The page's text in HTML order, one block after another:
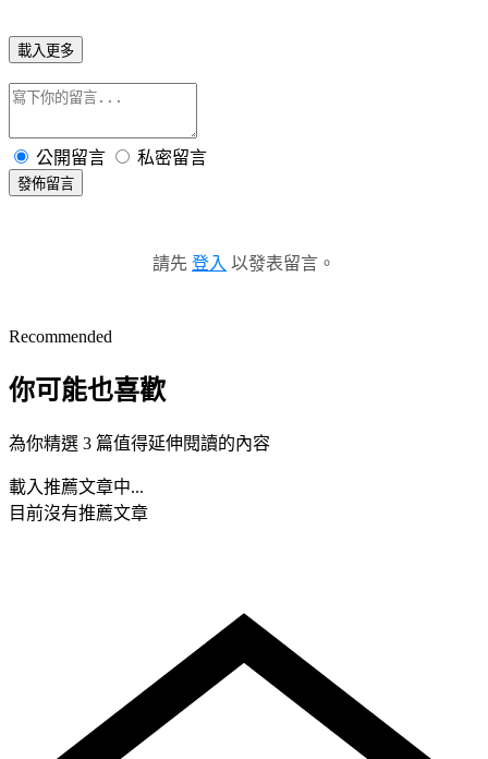
載入更多
公開留言 私密留言
發佈留言
請先 登入 以發表留言。
Recommended
你可能也喜歡
為你精選 3 篇值得延伸閱讀的內容
載入推薦文章中...
目前沒有推薦文章